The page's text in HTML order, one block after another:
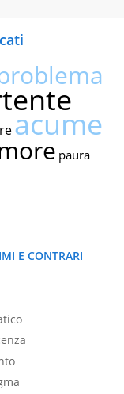
acume
paura
E CONTRARI